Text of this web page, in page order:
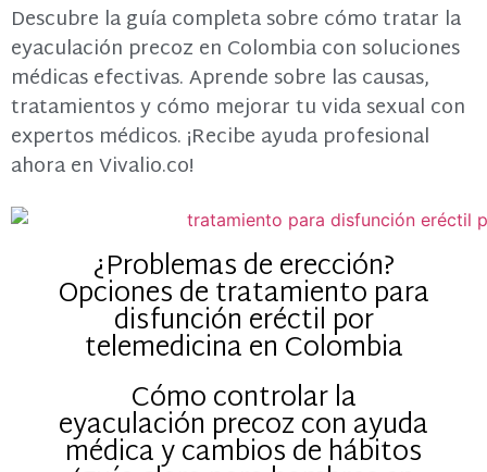
Descubre la guía completa sobre cómo tratar la
eyaculación precoz en Colombia con soluciones
médicas efectivas. Aprende sobre las causas,
tratamientos y cómo mejorar tu vida sexual con
expertos médicos. ¡Recibe ayuda profesional
ahora en Vivalio.co!
¿Problemas de erección?
Opciones de tratamiento para
disfunción eréctil por
telemedicina en Colombia
Cómo controlar la
eyaculación precoz con ayuda
médica y cambios de hábitos